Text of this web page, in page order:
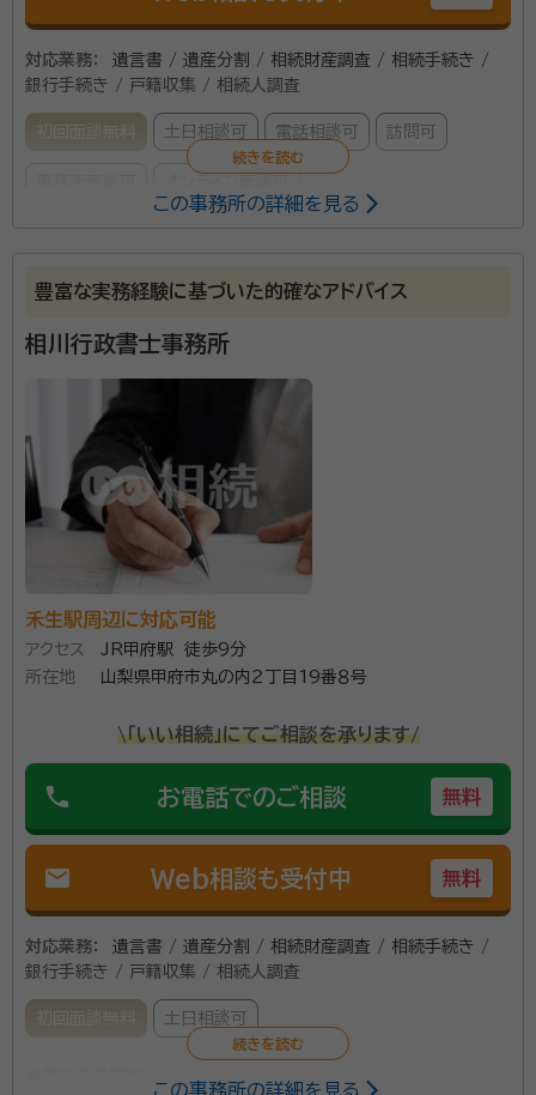
対応業務：
遺言書 / 遺産分割 / 相続財産調査 / 相続手続き /
銀行手続き / 戸籍収集 / 相続人調査
初回面談無料 土日相談可 電話相談可 訪問可
大木 進（オオギ ススム）
行政書士
事務所口コミ（抜粋）：
満足度 5.0
面談の感想
初めての相談だったので難しいことはよくわかりませんが、内容につい
て丁寧に教えていただいたと思いました。
契約後の感想
こちらの状況などを配慮していただき、スムーズにお話を進めていただ
けたと思います。
１００人を超える相続無料相談を行い、多数の満足のお
声を頂いております。 相続を主力業務としており、山梨
能です。 簡単シンプルなお手続から複雑なお手続きま
で、ぜひお声かけください。 財産の分割をまとめた遺産
分割協議書の作成はもちろん、遺言等、相続手続きに関
山梨県行政書士会
この事務所の詳細を見る
豊富な実務経験に基づいた的確なアドバイス
相川行政書士事務所
禾生駅周辺に対応可能
アクセス
JR甲府駅 徒歩9分
所在地
山梨県甲府市丸の内２丁目19番８号
\「いい相続」にてご相談を承ります/
phone お電話でのご相談 無料
mail Web相談も受付中 無料
対応業務：
遺言書 / 遺産分割 / 相続財産調査 / 相続手続き /
銀行手続き / 戸籍収集 / 相続人調査
初回面談無料 土日相談可
この事務所の詳細を見る